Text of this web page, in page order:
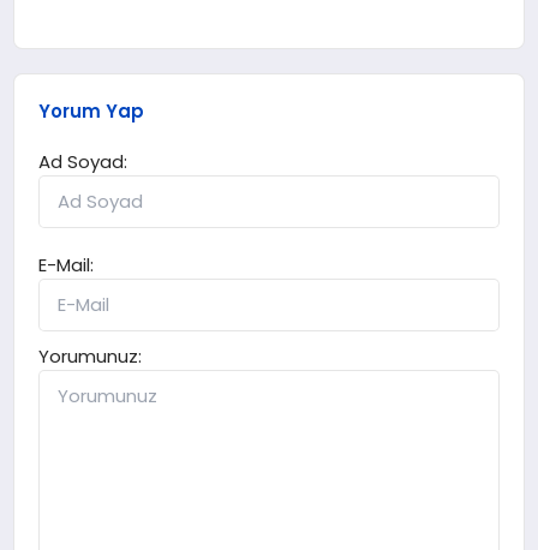
Yorum Yap
Ad Soyad:
E-Mail:
Yorumunuz: